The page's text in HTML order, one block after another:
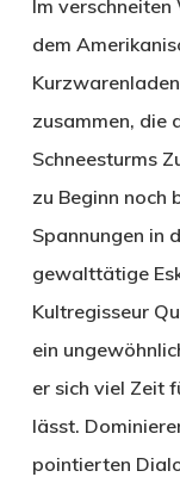
Im
dem
zusammen, die
Schneesturms
zu Beginn noch
Spannungen in
gewalttätige
Kultregisseur
ein
er sich viel Zeit
lässt.
pointierten